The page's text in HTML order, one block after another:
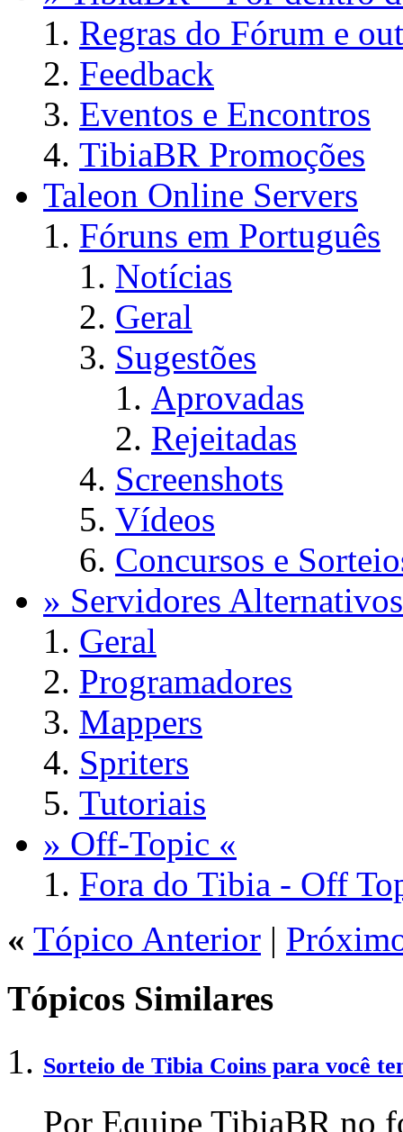
Regras do Fórum e
Feedback
Eventos e Encontros
TibiaBR Promoções
Taleon Online Servers
Fóruns em Português
Notícias
Geral
Sugestões
Aprovadas
Rejeitadas
Screenshots
Vídeos
Concursos e
» Servidores
Geral
Programadores
Mappers
Spriters
Tutoriais
» Off-Topic «
Fora do Tibia - Off
« Tópico Anterior |
Tópicos Similares
Sorteio de Tibia Coins para você
Por Equipe TibiaBR no